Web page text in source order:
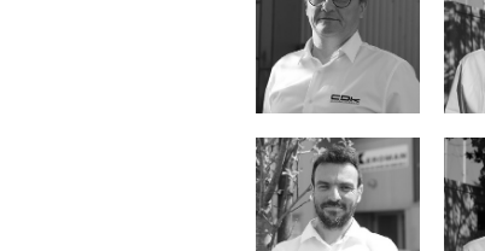
Tanguy Redon